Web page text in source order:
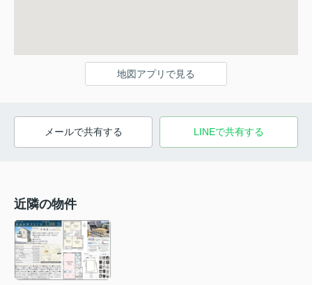
地図アプリで見る
メールで共有する LINEで共有する
近隣の物件